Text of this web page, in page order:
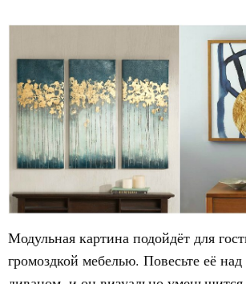
Модульная картина подойдёт для
громоздкой мебелью. Повесьте её